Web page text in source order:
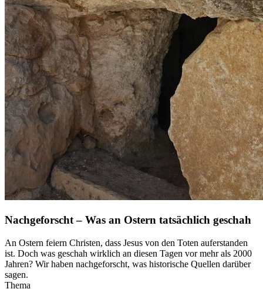
Nachgeforscht – Was an Ostern tatsächlich geschah
An Ostern feiern Christen, dass Jesus von den Toten auferstanden
ist. Doch was geschah wirklich an diesen Tagen vor mehr als 2000
Jahren? Wir haben nachgeforscht, was historische Quellen darüber
sagen.
Thema